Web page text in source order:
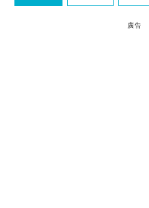
搞笑廣告